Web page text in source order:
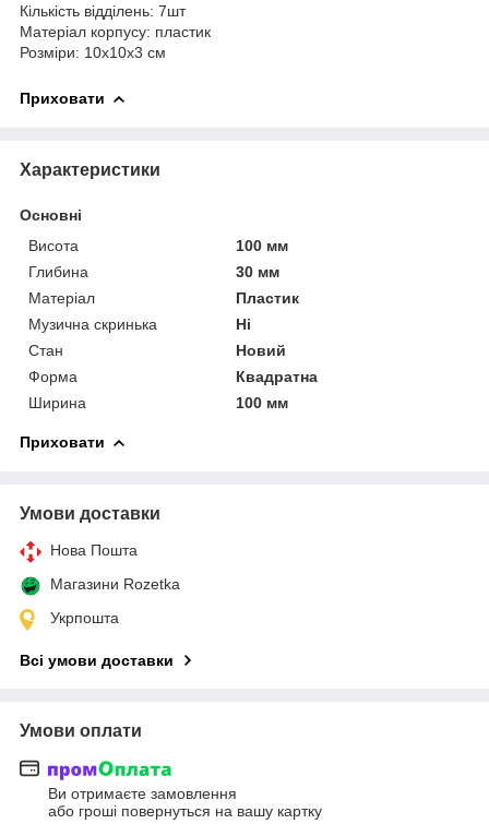
Кількість відділень: 7шт
Матеріал корпусу: пластик
Розміри: 10х10х3 см
Приховати
Характеристики
Основні
Висота
100 мм
Глибина
30 мм
Матеріал
Пластик
Музична скринька
Ні
Стан
Новий
Форма
Квадратна
Ширина
100 мм
Приховати
Умови доставки
Нова Пошта
Магазини Rozetka
Укрпошта
Всі умови доставки
Умови оплати
Ви отримаєте замовлення
або гроші повернуться на вашу картку